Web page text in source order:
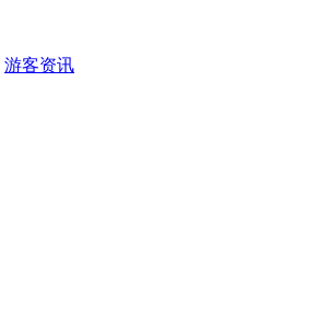
游客资讯